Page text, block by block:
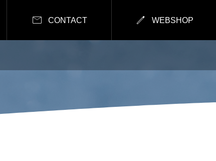
 CONTACT  WEBSHOP